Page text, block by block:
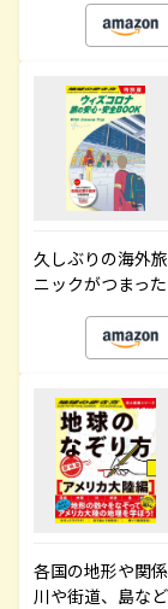
久しぶりの海外
ニックがつまっ
各国の地形や関
川や街道、島な